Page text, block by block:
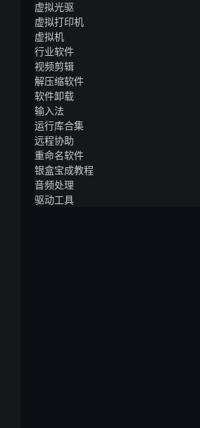
虚拟光驱
虚拟打印机
虚拟机
行业软件
视频剪辑
解压缩软件
软件卸载
输入法
运行库合集
远程协助
重命名软件
银盒宝成教程
音频处理
驱动工具